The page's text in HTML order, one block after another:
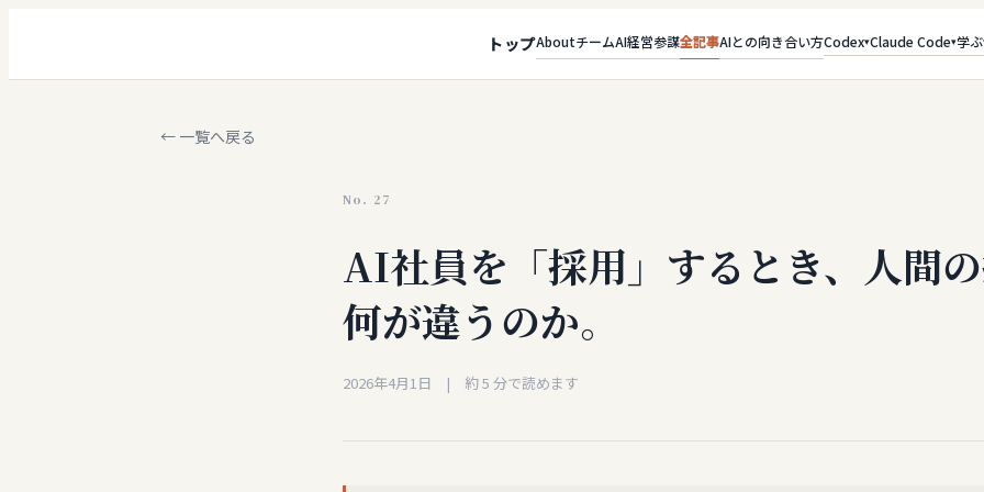
トップAboutチームAI経営参謀全記事AIとの向き合い方Codex▾Claude Code▾学ぶ
← 一覧へ戻る
No. 27
AI社員を「採用」するとき、人間
何が違うのか。
2026年4月1日 | 約5 分で読めます